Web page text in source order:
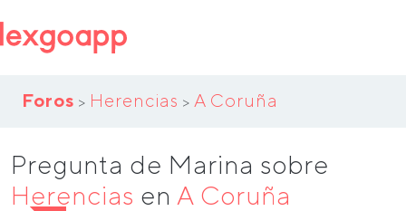
Foros > Herencias > A Coruña
Pregunta de Marina sobre
Herencias en A Coruña